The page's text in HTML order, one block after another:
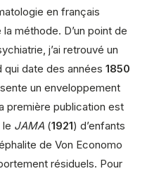
en français
méthode. D’un point de
j’ai retrouvé un
qui date des années 1850
un enveloppement
première publication est
JAMA (1921) d’enfants
de Von Economo
résiduels. Pour